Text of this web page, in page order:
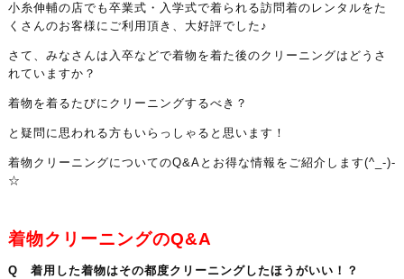
小糸伸輔の店でも卒業式・入学式で着られる訪問着のレンタルをた
くさんのお客様にご利用頂き、大好評でした♪
さて、みなさんは入卒などで着物を着た後のクリーニングはどうさ
れていますか？
着物を着るたびにクリーニングするべき？
と疑問に思われる方もいらっしゃると思います！
着物クリーニングについてのQ&Aとお得な情報をご紹介します(^_-)-
☆
着物クリーニングのQ&A
Q 着用した着物はその都度クリーニングしたほうがいい！？